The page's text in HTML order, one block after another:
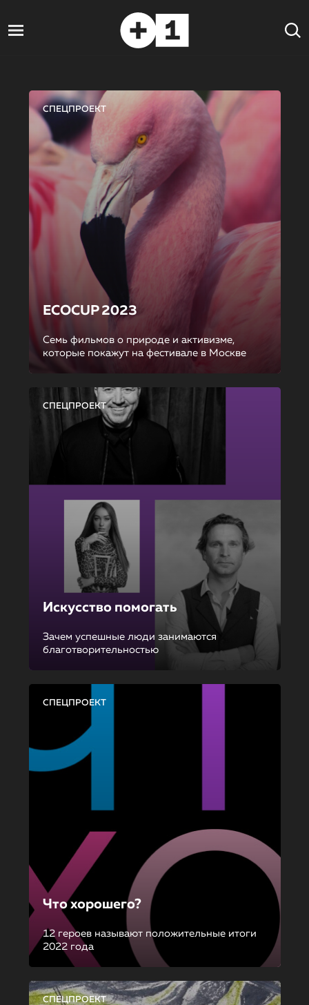
СПЕЦПРОЕКТ
ECOCUP 2023
Семь фильмов о природе и активизме,
которые покажут на фестивале в Москве
СПЕЦПРОЕКТ
Искусство помогать
Зачем успешные люди занимаются
благотворительностью
СПЕЦПРОЕКТ
Что хорошего?
12 героев называют положительные итоги
2022 года
СПЕЦПРОЕКТ